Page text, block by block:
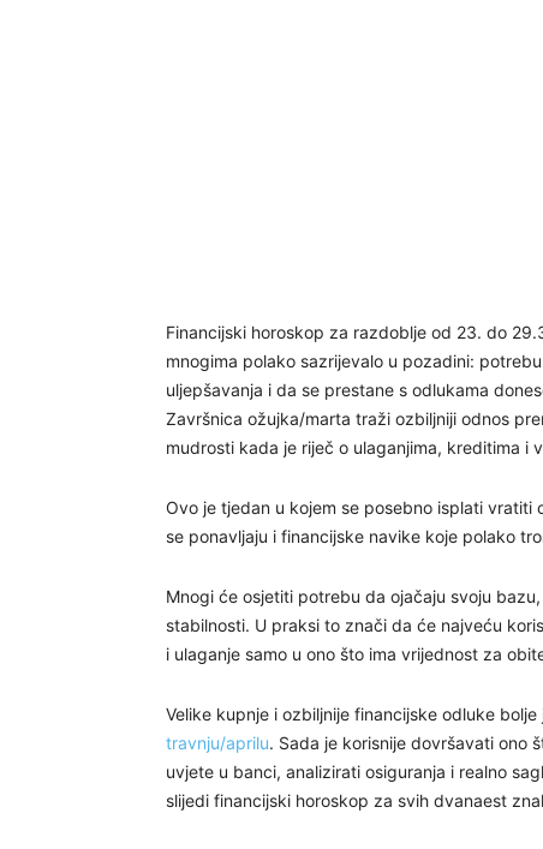
Financijski horoskop za razdoblje od 23. do
mnogima polako sazrijevalo u pozadini:
uljepšavanja i da se prestane s odlukama
Završnica ožujka/marta traži ozbiljniji odnos
mudrosti kada je riječ o ulaganjima, kreditima i
Ovo je tjedan u kojem se posebno isplati
se ponavljaju i financijske navike koje polako
Mnogi će osjetiti potrebu da ojačaju svoju
stabilnosti. U praksi to znači da će najveću
i ulaganje samo u ono što ima vrijednost za
Velike kupnje i ozbiljnije financijske odluke
travnju/aprilu. Sada je korisnije dovršavati ono
uvjete u banci, analizirati osiguranja i realno
slijedi financijski horoskop za svih dvanaest